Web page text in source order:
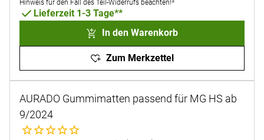
Hinweis für den Fall des Teil-Widerrufs beachten!
Lieferzeit 1-3 Tage**
In den Warenkorb
Zum Merkzettel
AURADO Gummimatten passend für MG HS ab
9/2024
Noch keine Bewertungen abgegeben